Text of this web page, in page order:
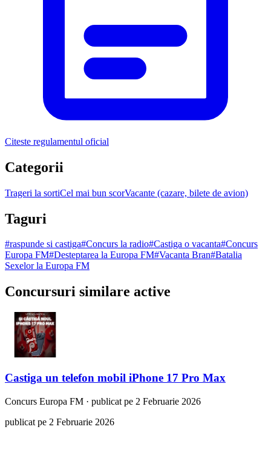
Citeste regulamentul oficial
Categorii
Trageri la sortiCel mai bun scorVacante (cazare, bilete de avion)
Taguri
#raspunde si castiga#Concurs la radio#Castiga o vacanta#Concurs
Europa FM#Desteptarea la Europa FM#Vacanta Bran#Batalia
Sexelor la Europa FM
Concursuri similare active
Castiga un telefon mobil iPhone 17 Pro Max
Concurs Europa FM · publicat pe 2 Februarie 2026
publicat pe 2 Februarie 2026